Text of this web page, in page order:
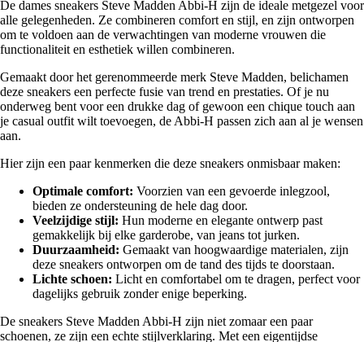
De dames sneakers Steve Madden Abbi-H zijn de ideale metgezel voor
alle gelegenheden. Ze combineren comfort en stijl, en zijn ontworpen
om te voldoen aan de verwachtingen van moderne vrouwen die
functionaliteit en esthetiek willen combineren.
Gemaakt door het gerenommeerde merk Steve Madden, belichamen
deze sneakers een perfecte fusie van trend en prestaties. Of je nu
onderweg bent voor een drukke dag of gewoon een chique touch aan
je casual outfit wilt toevoegen, de Abbi-H passen zich aan al je wensen
aan.
Hier zijn een paar kenmerken die deze sneakers onmisbaar maken:
Optimale comfort: Voorzien van een gevoerde inlegzool,
bieden ze ondersteuning de hele dag door.
Veelzijdige stijl: Hun moderne en elegante ontwerp past
gemakkelijk bij elke garderobe, van jeans tot jurken.
Duurzaamheid: Gemaakt van hoogwaardige materialen, zijn
deze sneakers ontworpen om de tand des tijds te doorstaan.
Lichte schoen: Licht en comfortabel om te dragen, perfect voor
dagelijks gebruik zonder enige beperking.
De sneakers Steve Madden Abbi-H zijn niet zomaar een paar
schoenen, ze zijn een echte stijlverklaring. Met een eigentijdse